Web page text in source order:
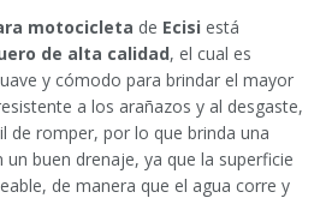
motocicleta de Ecisi está
de alta calidad, el cual es
y cómodo para brindar el mayor
a los arañazos y al desgaste,
de romper, por lo que brinda una
buen drenaje, ya que la superficie
de manera que el agua corre y